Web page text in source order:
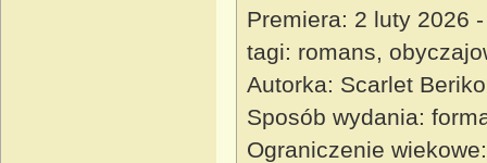
Premiera: 2 luty 2026
tagi: romans,
Autorka: Scarlet Beriko
Sposób wydania:
Ograniczenie